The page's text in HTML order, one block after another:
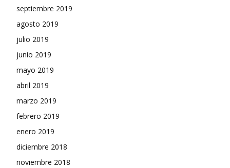
septiembre 2019
agosto 2019
julio 2019
junio 2019
mayo 2019
abril 2019
marzo 2019
febrero 2019
enero 2019
diciembre 2018
noviembre 2018